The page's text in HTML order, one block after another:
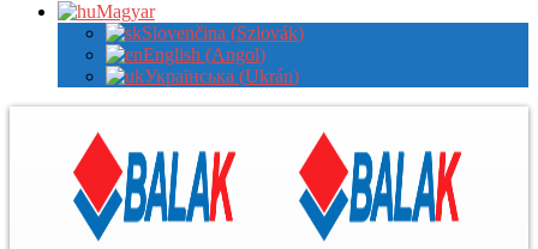
Magyar
Slovenčina (Szlovák)
English (Angol)
Українська (Ukrán)